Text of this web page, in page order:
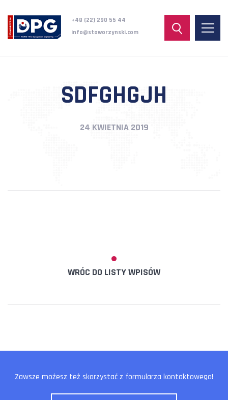
+48 (22) 290 55 44
info@staworzynski.com
SDFGHGJH
24 KWIETNIA 2019
WRÓC DO LISTY WPISÓW
Zawsze możesz też skorzystać z formularza kontaktowego!